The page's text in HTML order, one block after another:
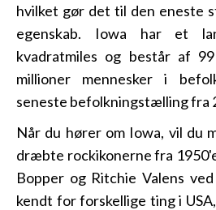
hvilket gør det til den eneste
egenskab. Iowa har et
kvadratmiles og består af
millioner mennesker i
seneste befolkningstælling fra
Når du hører om Iowa, vil du
dræbte rockikonerne fra
Bopper og Ritchie Valens
kendt for forskellige ting i